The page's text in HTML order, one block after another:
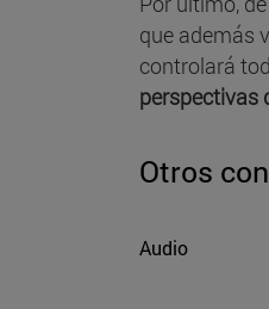
que además
controlará
perspectivas
Otros
Audio